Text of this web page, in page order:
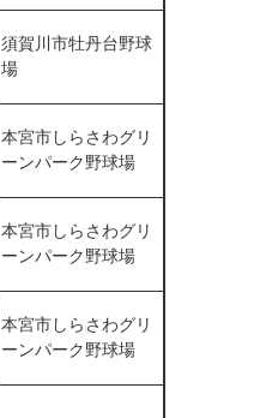
須賀川市牡丹台野球
場
本宮市しらさわグリ
ーンパーク野球場
本宮市しらさわグリ
ーンパーク野球場
本宮市しらさわグリ
ーンパーク野球場